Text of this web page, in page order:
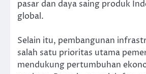
pasar dan daya saing produk
global.
Selain itu, pembangunan
salah satu prioritas utama
mendukung pertumbuhan